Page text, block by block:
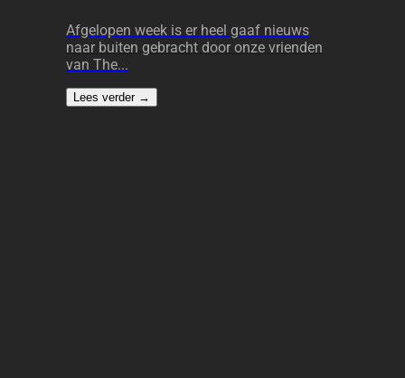
Afgelopen week is er heel gaaf nieuws
naar buiten gebracht door onze vrienden
van The...
Lees verder →